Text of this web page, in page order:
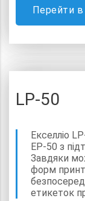
Перейти в
LP-50
Екселліо
ЕР-50 з
Завдяки
форм
етикеток